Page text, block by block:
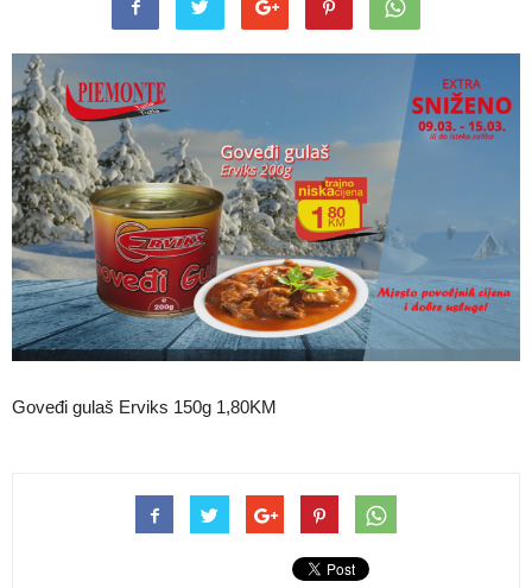
Goveđi gulaš Erviks 150g 1,80KM